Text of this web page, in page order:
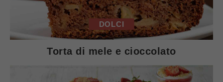
DOLCI
Torta di mele e cioccolato